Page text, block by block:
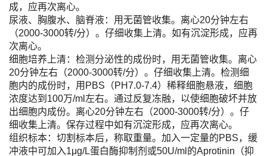
成，应再次离心。
尿液、胸腹水、脑脊液：用无菌管收集。离心20分钟左右
（2000-3000转/分）。仔细收集上清。如有沉淀形成，应再
次离心。
细胞培养上清：检测分泌性的成份时，用无菌管收集。离心
20分钟左右（2000-3000转/分）。仔细收集上清。检测细
胞内的成份时，用PBS（PH7.0-7.4）稀释细胞悬液，细胞
浓度达到100万/ml左右。通过反复冻融，以使细胞破坏并放
出细胞内成份。离心20分钟左右（2000-3000转/分）。仔
细收集上清。保存过程中如有沉淀形成，应再次离心。
组织标本：切割标本后，称取重量。加入一定量的PBS，缓
冲液中可加入1μg/L蛋白酶抑制剂或50U/ml的Aprotinin（抑